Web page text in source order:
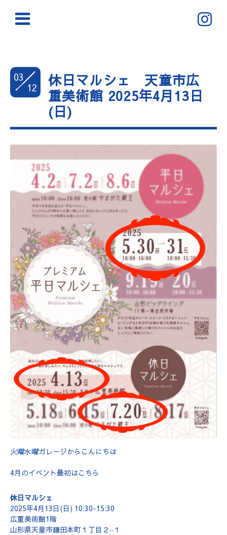
03
12
休日マルシェ 天童市広
重美術館 2025年4月13日
(日)
火曜水曜ガレージからこんにちは
4月のイベント最初はこちら
休日マルシェ
2025年4月13日(日) 10:30-15:30
広重美術館1階
山形県天童市鎌田本町１丁目２−１